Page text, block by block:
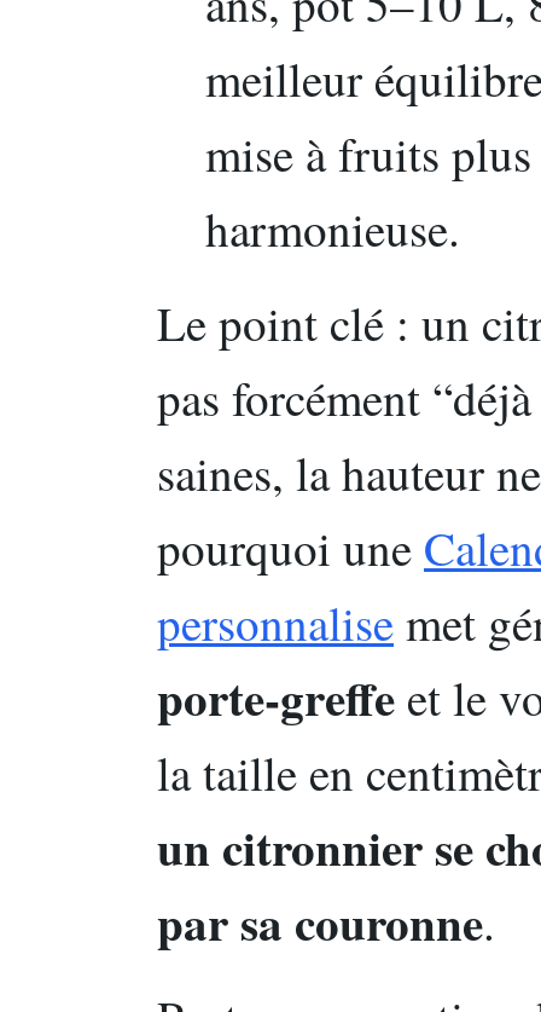
meilleur
mise à fruits
harmonieuse.
Le point clé : un
pas forcément
saines, la hauteur
pourquoi une
personnalisemet
porte-greffe et le
la taille en
un citronnier se
par sa couronne.